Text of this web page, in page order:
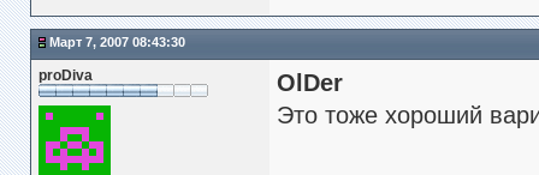
Март 7, 2007 08:43:30
proDiva
OlDer
Это тоже хороший